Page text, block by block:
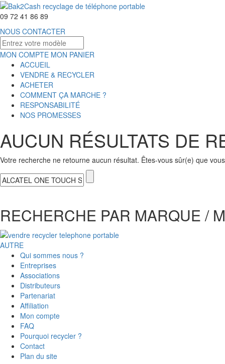
09 72 41 86 89
NOUS CONTACTER
MON COMPTE MON PANIER
ACCUEIL
VENDRE & RECYCLER
ACHETER
COMMENT ÇA MARCHE ?
RESPONSABILITÉ
NOS PROMESSES
AUCUN RÉSULTATS DE
Votre recherche ne retourne aucun résultat. Êtes-vous sûr(e) que
RECHERCHE PAR MARQUE /
AUTRE
Qui sommes nous ?
Entreprises
Associations
Distributeurs
Partenariat
Affiliation
Mon compte
FAQ
Pourquoi recycler ?
Contact
Plan du site